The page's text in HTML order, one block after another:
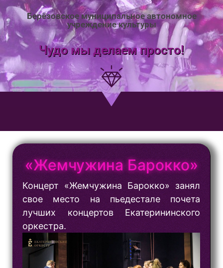
Берёзовское муниципальное автономное
учреждение культуры
Чудо мы делаем просто!
«Жемчужина Барокко»
Концерт «Жемчужина Барокко» занял
свое место на пьедестале почета
лучших концертов Екатерининского
оркестра.